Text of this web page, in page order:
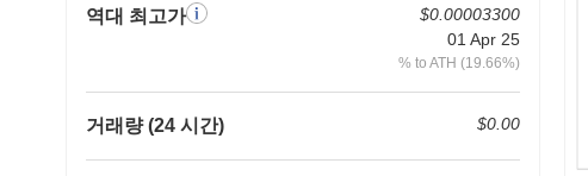
역대 최고가
$0.00003300
01 Apr 25
% to ATH (19.66%)
거래량 (24 시간) $0.00